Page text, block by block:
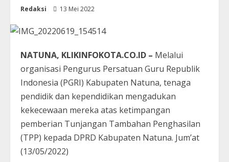
Redaksi 13 Mei 2022
NATUNA, KLIKINFOKOTA.CO.ID – Melalui
organisasi Pengurus Persatuan Guru Republik
Indonesia (PGRI) Kabupaten Natuna, tenaga
pendidik dan kependidikan mengadukan
kekecewaan mereka atas ketimpangan
pemberian Tunjangan Tambahan Penghasilan
(TPP) kepada DPRD Kabupaten Natuna. Jum’at
(13/05/2022)